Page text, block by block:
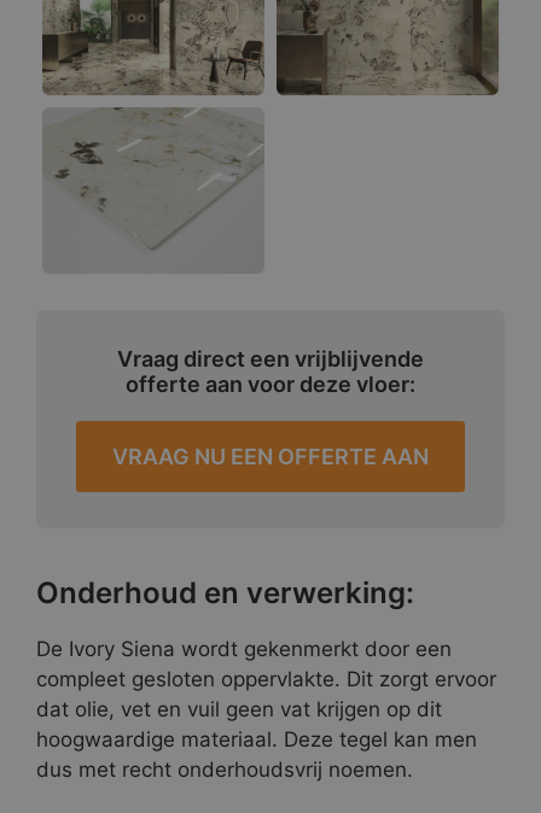
Vraag direct een vrijblijvende
offerte aan voor deze vloer:
VRAAG NU EEN OFFERTE AAN
Onderhoud en verwerking:
De Ivory Siena wordt gekenmerkt door een
compleet gesloten oppervlakte. Dit zorgt ervoor
dat olie, vet en vuil geen vat krijgen op dit
hoogwaardige materiaal. Deze tegel kan men
dus met recht onderhoudsvrij noemen.